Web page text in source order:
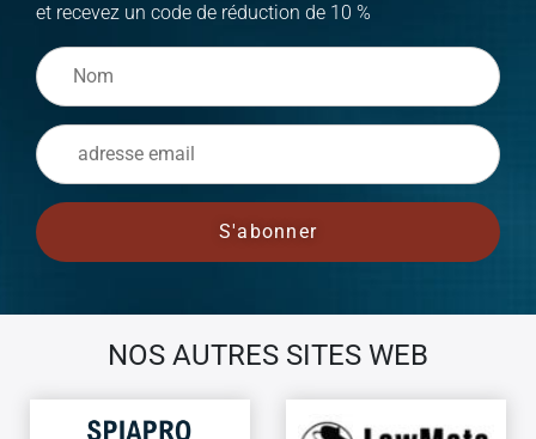
et recevez un code de réduction de 10 %
NOS AUTRES SITES WEB